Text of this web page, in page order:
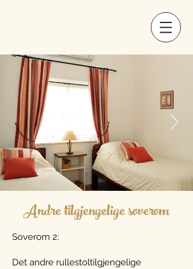
Andre tilgjengelige soverom
Soverom 2:
Det andre rullestoltilgjengelige